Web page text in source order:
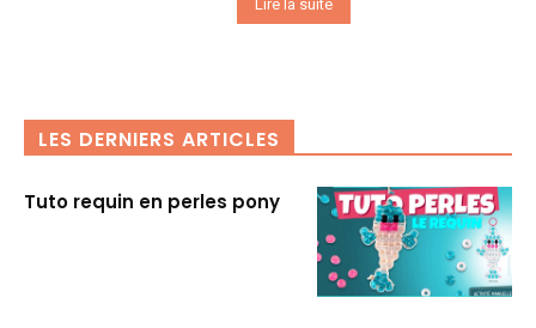
Lire la suite
LES DERNIERS ARTICLES
Tuto requin en perles pony